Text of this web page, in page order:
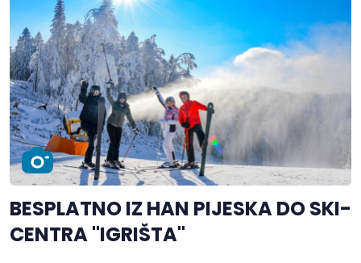
BESPLATNO IZ HAN PIJESKA DO SKI-
CENTRA "IGRIŠTA"